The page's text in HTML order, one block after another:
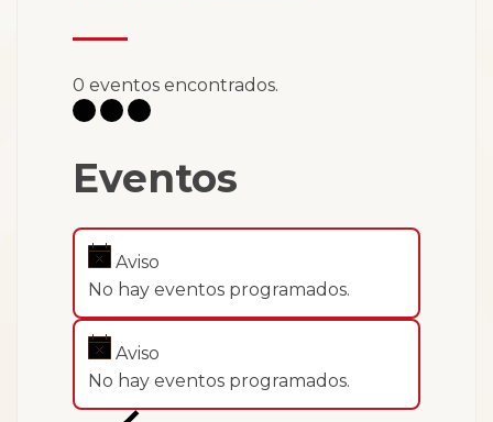
0 eventos encontrados.
Eventos
Aviso
No hay eventos programados.
Aviso
No hay eventos programados.